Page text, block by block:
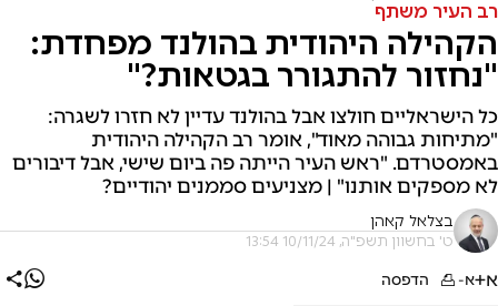
רב העיר משתף
הקהילה היהודית בהולנד מפחדת:
"נחזור להתגורר בגטאות?"
כל הישראליים חולצו אבל בהולנד עדיין לא חזרו לשגרה:
"מתיחות גבוהה מאוד", אומר רב הקהילה היהודית
באמסטרדם. "ראש העיר הייתה פה ביום שישי, אבל דיבורים
לא מספקים אותנו" | מצניעים סממנים יהודיים?
בצלאל קאהן
ט' בחשוון תשפ"ה, 10/11/24 13:54
א+א- הדפסה